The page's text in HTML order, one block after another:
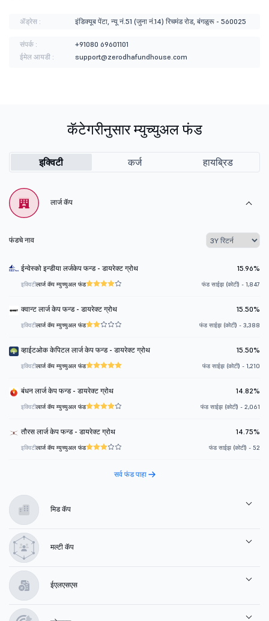
ॲड्रेस : इंडिक्यूब पेंटा, न्यू नं.51 (जुना नं.14) रिचमंड रोड, बंगळुरू - 560025
संपर्क :
+91080 69601101
ईमेल आयडी :
support@zerodhafundhouse.com
कॅटेगरीनुसार म्युच्युअल फंड
इक्विटी कर्ज हायब्रिड
लार्ज कॅप
फंडचे नाव
ईन्वेस्को इन्डीया लर्जकेप फन्ड - डायरेक्ट ग्रोथ 15.96%
इक्विटीलार्ज कॅप म्युच्युअल फंड फंड साईझ (कोटी) - 1,847
क्वान्ट लार्ज केप फन्ड - डायरेक्ट ग्रोथ 15.50%
इक्विटीलार्ज कॅप म्युच्युअल फंड फंड साईझ (कोटी) - 3,388
व्हाईटओक केपिटल लार्ज केप फन्ड - डायरेक्ट ग्रोथ 15.50%
इक्विटीलार्ज कॅप म्युच्युअल फंड फंड साईझ (कोटी) - 1,210
बंधन लार्ज केप फन्ड - डायरेक्ट ग्रोथ 14.82%
इक्विटीलार्ज कॅप म्युच्युअल फंड फंड साईझ (कोटी) - 2,061
तौरस लार्ज केप फन्ड - डायरेक्ट ग्रोथ 14.75%
इक्विटीलार्ज कॅप म्युच्युअल फंड फंड साईझ (कोटी) - 52
सर्व फंड पाहा
मिड कॅप
मल्टी कॅप
ईएलएसएस